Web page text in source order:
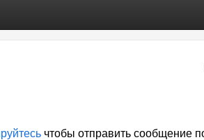
чтобы отправить сообщение